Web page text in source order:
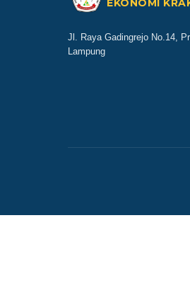
Jl. Raya Gadingrejo No.14,
Lampung